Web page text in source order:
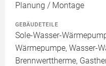
Planung / Montage
GEBÄUDETEILE
Sole-Wasser-
Wärmepumpe, Wasser-
Brennwerttherme,